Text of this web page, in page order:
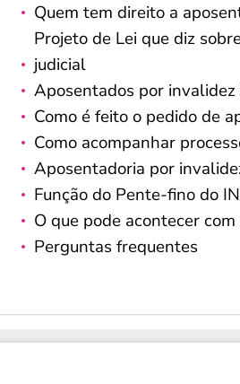
Quem tem direito a
Projeto de Lei que diz
judicial
Aposentados por invalidez
Como é feito o pedido de
Como acompanhar
Aposentadoria por
Função do Pente-fino do
O que pode acontecer
Perguntas frequentes